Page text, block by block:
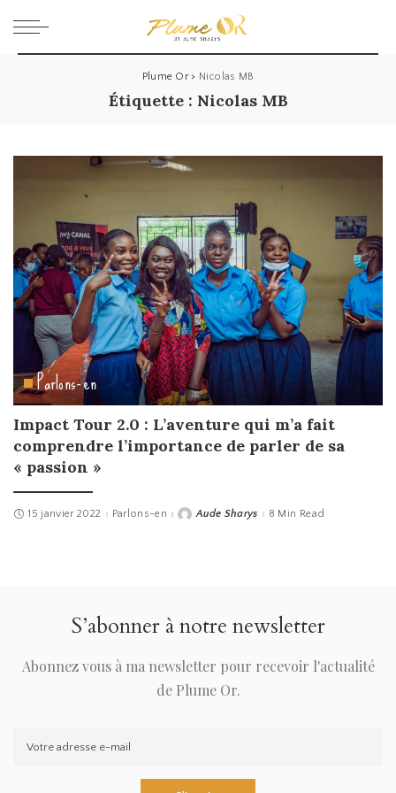
Plume Or> Nicolas MB
Étiquette : Nicolas MB
Parlons-en
Impact Tour 2.0 : L’aventure qui m’a fait
comprendre l’importance de parler de sa
« passion »
15 janvier 2022 Parlons-enPostedAude Sharys 8 Min Read
S’abonner à notre newsletter
Abonnez vous à ma newsletter pour recevoir l'actualité
de Plume Or.